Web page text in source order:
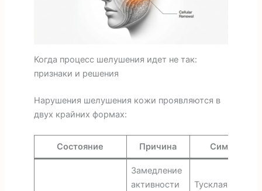
Когда процесс шелушения идет не так:
признаки и решения
Нарушения шелушения кожи проявляются в
двух крайних формах:
Состояние Причина Симптомы
Замедление
активности
Тусклая кожа,